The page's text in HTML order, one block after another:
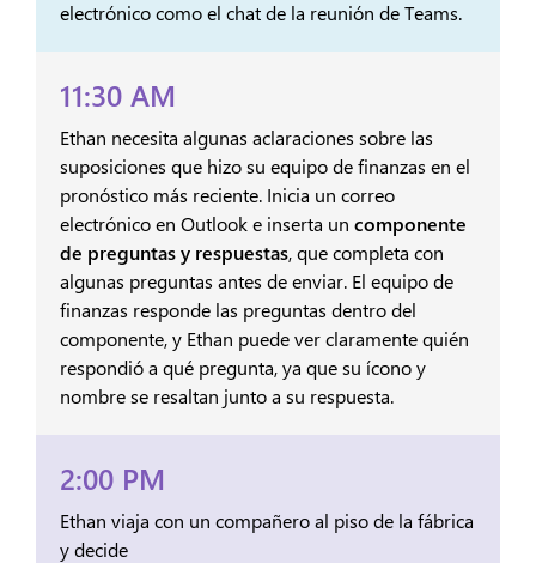
electrónico como el chat de la reunión de Teams.
11:30 AM
Ethan necesita algunas aclaraciones sobre las
suposiciones que hizo su equipo de finanzas en el
pronóstico más reciente. Inicia un correo
electrónico en Outlook e inserta un componente
de preguntas y respuestas, que completa con
algunas preguntas antes de enviar. El equipo de
finanzas responde las preguntas dentro del
componente, y Ethan puede ver claramente quién
respondió a qué pregunta, ya que su ícono y
nombre se resaltan junto a su respuesta.
2:00 PM
Ethan viaja con un compañero al piso de la fábrica
y decide